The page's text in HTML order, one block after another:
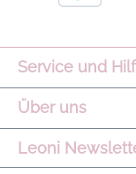
Service und
Über uns
Leoni